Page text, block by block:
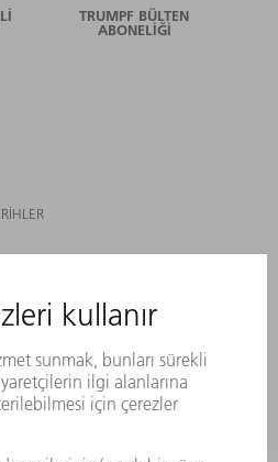
TRUMPF BÜLTEN
ABONELIĞI